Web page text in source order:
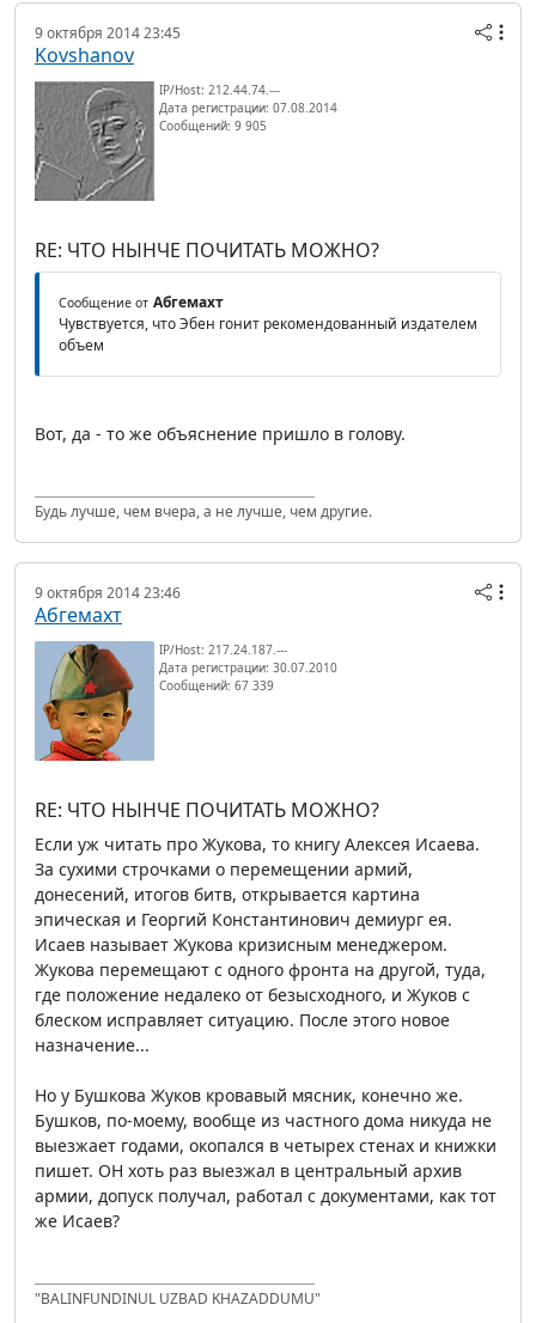
9 октября 2014 23:45
Kovshanov
IP/Host: 212.44.74.---
Дата регистрации: 07.08.2014
Сообщений: 9 905
RE: ЧТО НЫНЧЕ ПОЧИТАТЬ МОЖНО?
Сообщение от Абгемахт
Чувствуется, что Эбен гонит рекомендованный издателем
объем
Вот, да - то же объяснение пришло в голову.
Будь лучше, чем вчера, а не лучше, чем другие.
9 октября 2014 23:46
Абгемахт
IP/Host: 217.24.187.---
Дата регистрации: 30.07.2010
Сообщений: 67 339
RE: ЧТО НЫНЧЕ ПОЧИТАТЬ МОЖНО?
Если уж читать про Жукова, то книгу Алексея Исаева.
За сухими строчками о перемещении армий,
донесений, итогов битв, открывается картина
эпическая и Георгий Константинович демиург ея.
Исаев называет Жукова кризисным менеджером.
Жукова перемещают с одного фронта на другой, туда,
где положение недалеко от безысходного, и Жуков с
блеском исправляет ситуацию. После этого новое
назначение...
Но у Бушкова Жуков кровавый мясник, конечно же.
Бушков, по-моему, вообще из частного дома никуда не
выезжает годами, окопался в четырех стенах и книжки
пишет. ОН хоть раз выезжал в центральный архив
армии, допуск получал, работал с документами, как тот
же Исаев?
"BALINFUNDINUL UZBAD KHAZADDUMU"